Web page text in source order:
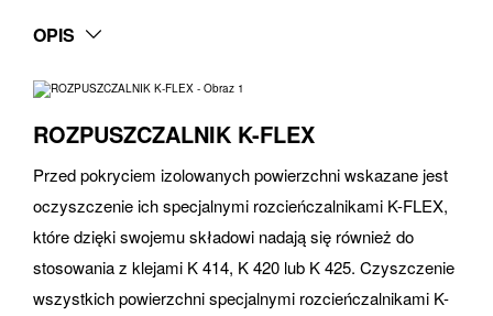
OPIS
ROZPUSZCZALNIK K-FLEX
Przed pokryciem izolowanych powierzchni wskazane jest
oczyszczenie ich specjalnymi rozcieńczalnikami K-FLEX,
które dzięki swojemu składowi nadają się również do
stosowania z klejami K 414, K 420 lub K 425. Czyszczenie
wszystkich powierzchni specjalnymi rozcieńczalnikami K-